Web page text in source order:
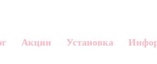
Акции Установка